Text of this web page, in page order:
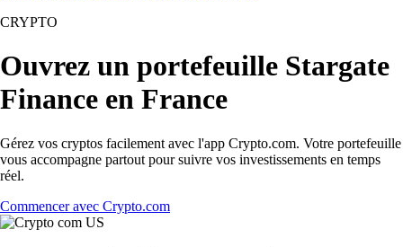
CRYPTO
Ouvrez un portefeuille Stargate
Finance en France
Gérez vos cryptos facilement avec l'app Crypto.com. Votre portefeuille
vous accompagne partout pour suivre vos investissements en temps
réel.
Commencer avec Crypto.com